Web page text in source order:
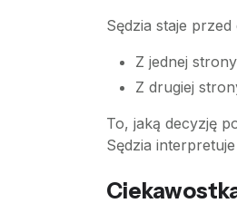
Sędzia staje
Z jednej
Z drugiej
To, jaką decyzję
Sędzia